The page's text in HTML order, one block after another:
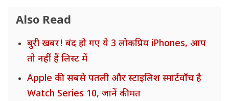
Also Read
बुरी खबर! बंद हो गए ये 3 लोकप्रिय iPhones, आप
तो नहीं हैं लिस्ट में
Apple की सबसे पतली और स्टाइलिश स्मार्टवॉच है
Watch Series 10, जानें कीमत